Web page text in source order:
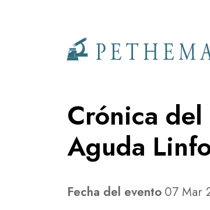
Llevamos la investigación en la
Crónica
Aguda
Fecha del evento 07 Mar